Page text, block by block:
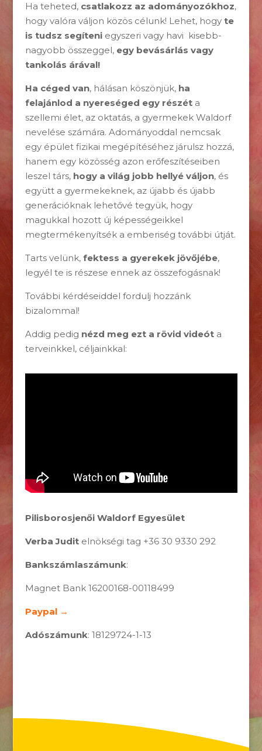
Ha teheted, csatlakozz az adományozókhoz,
hogy valóra váljon közös célunk! Lehet, hogy te
is tudsz segíteni egyszeri vagy havi kisebb-
nagyobb összeggel, egy bevásárlás vagy
tankolás árával!
Ha céged van, hálásan köszönjük, ha
felajánlod a nyereséged egy részéta
szellemi élet, az oktatás, a gyermekek Waldorf
nevelése számára. Adományoddal nemcsak
egy épület fizikai megépítéséhez járulsz hozzá,
hanem egy közösség azon erőfeszítéseiben
leszel társ, hogy a világ jobb hellyé váljon, és
együtt a gyermekeknek, az újabb és újabb
generációknak lehetővé tegyük, hogy
magukkal hozott új képességeikkel
megtermékenyítsék a emberiség további útját.
Tarts velünk, fektess a gyerekek jövőjébe,
legyél te is részese ennek az összefogásnak!
További kérdéseiddel fordulj hozzánk
bizalommal!
Addig pedig nézd meg ezt a rövid videóta
terveinkkel, céljainkkal:
Pilisborosjenői Waldorf Egyesület
Verba Juditelnökségi tag +36 30 9330 292
Bankszámlaszámunk:
Magnet Bank 16200168-00118499
Paypal →
Adószámunk: 18129724-1-13